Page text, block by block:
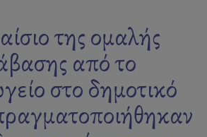
της ομαλής
από το
στο δημοτικό